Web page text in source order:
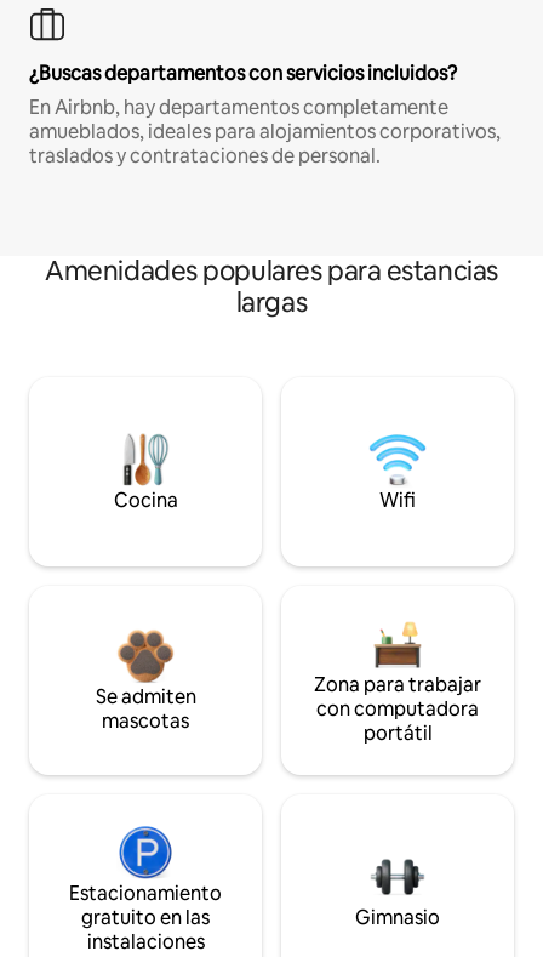
¿Buscas departamentos con servicios incluidos?
En Airbnb, hay departamentos completamente
amueblados, ideales para alojamientos corporativos,
traslados y contrataciones de personal.
Amenidades populares para estancias
largas
Cocina Wifi
Se admiten
mascotas
Zona para trabajar
con computadora
portátil
Estacionamiento
gratuito en las
instalaciones
Gimnasio